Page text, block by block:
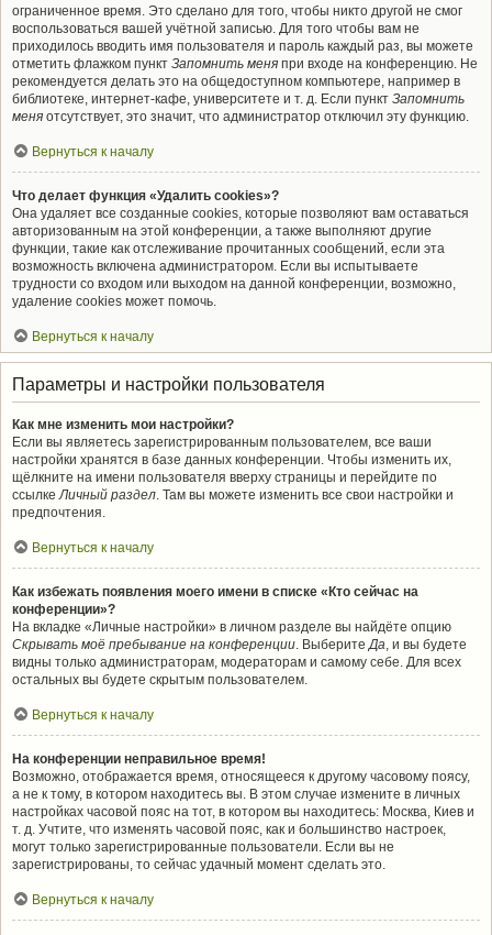
ограниченное время. Это сделано для того, чтобы никто другой не смог
воспользоваться вашей учётной записью. Для того чтобы вам не
приходилось вводить имя пользователя и пароль каждый раз, вы можете
отметить флажком пункт Запомнить меня при входе на конференцию. Не
рекомендуется делать это на общедоступном компьютере, например в
библиотеке, интернет-кафе, университете и т. д. Если пункт Запомнить
меня отсутствует, это значит, что администратор отключил эту функцию.
Вернуться к началу
Что делает функция «Удалить cookies»?
Она удаляет все созданные cookies, которые позволяют вам оставаться
авторизованным на этой конференции, а также выполняют другие
функции, такие как отслеживание прочитанных сообщений, если эта
возможность включена администратором. Если вы испытываете
трудности со входом или выходом на данной конференции, возможно,
удаление cookies может помочь.
Вернуться к началу
Параметры и настройки пользователя
Как мне изменить мои настройки?
Если вы являетесь зарегистрированным пользователем, все ваши
настройки хранятся в базе данных конференции. Чтобы изменить их,
щёлкните на имени пользователя вверху страницы и перейдите по
ссылкеЛичный раздел. Там вы можете изменить все свои настройки и
предпочтения.
Вернуться к началу
Как избежать появления моего имени в списке «Кто сейчас на
конференции»?
На вкладке «Личные настройки» в личном разделе вы найдёте опцию
Скрывать моё пребывание на конференции. ВыберитеДа, и вы будете
видны только администраторам, модераторам и самому себе. Для всех
остальных вы будете скрытым пользователем.
Вернуться к началу
На конференции неправильное время!
Возможно, отображается время, относящееся к другому часовому поясу,
а не к тому, в котором находитесь вы. В этом случае измените в личных
настройках часовой пояс на тот, в котором вы находитесь: Москва, Киев и
т. д. Учтите, что изменять часовой пояс, как и большинство настроек,
могут только зарегистрированные пользователи. Если вы не
зарегистрированы, то сейчас удачный момент сделать это.
Вернуться к началу